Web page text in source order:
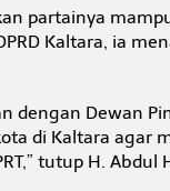
partainya
Kaltara, ia
dengan Dewan
di Kaltara agar
tutup H. Abdul